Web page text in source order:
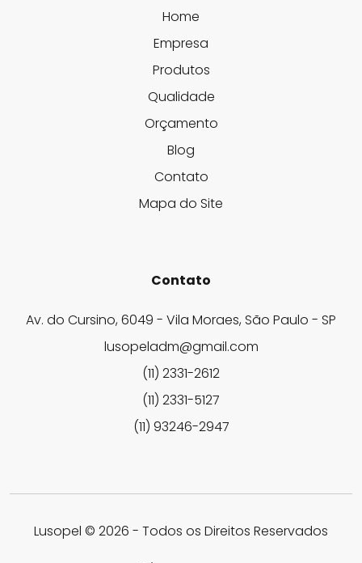
Home
Empresa
Produtos
Qualidade
Orçamento
Blog
Contato
Mapa do Site
Contato
Av. do Cursino, 6049 - Vila Moraes, São Paulo - SP
lusopeladm@gmail.com
(11) 2331-2612
(11) 2331-5127
(11) 93246-2947
Lusopel © 2026 - Todos os Direitos Reservados